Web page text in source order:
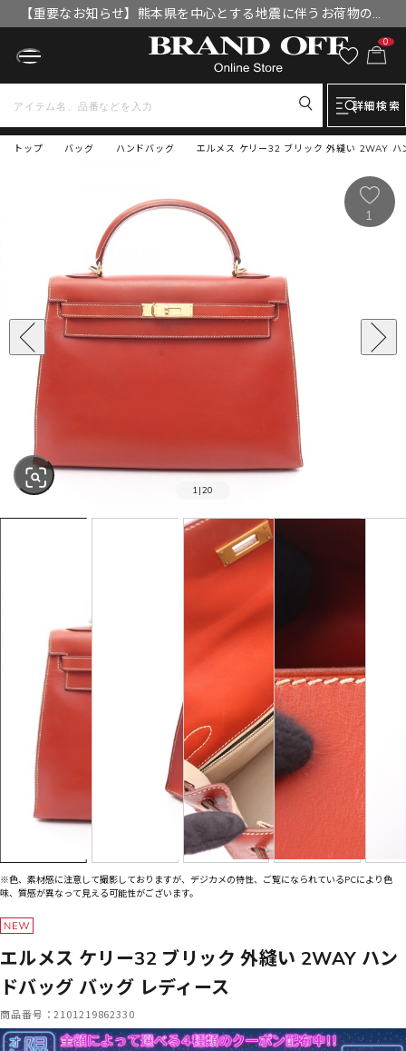
【重要なお知らせ】熊本県を中心とする地震に伴うお荷物のお
届けについて
0
詳細検索
トップ エルメス ケリー32 ブリック 外縫い 2WAY ハ
バッグ ハンドバッグ
1 |20
1
※色、素材感に注意して撮影しておりますが、デジカメの特性、ご覧になられているPCにより色
味、質感が異なって見える可能性がございます。
エルメス ケリー32 ブリック 外縫い 2WAY ハン
ドバッグ バッグ レディース
商品番号：2101219862330